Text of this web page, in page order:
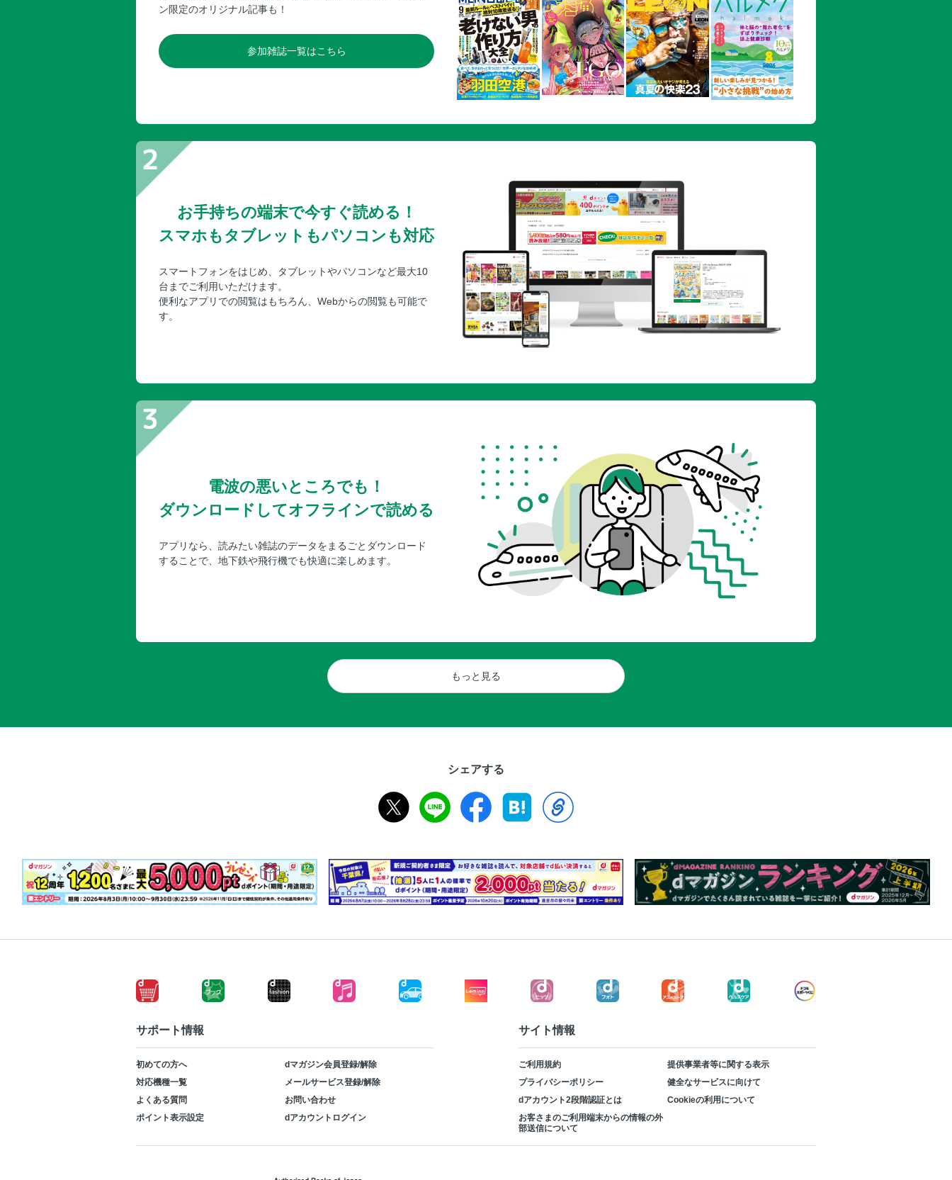
ン限定のオリジナル記事も！
参加雑誌一覧はこちら
お手持ちの端末で今すぐ読める！
スマホもタブレットもパソコンも対応
スマートフォンをはじめ、タブレットやパソコンなど最大10
台までご利用いただけます。
便利なアプリでの閲覧はもちろん、Webからの閲覧も可能で
す。
電波の悪いところでも！
ダウンロードしてオフラインで読める
アプリなら、読みたい雑誌のデータをまるごとダウンロード
することで、地下鉄や飛行機でも快適に楽しめます。
もっと見る
シェアする
サポート情報
初めての方へ
dマガジン会員登録/解除
対応機種一覧
メールサービス登録/解除
よくある質問
お問い合わせ
ポイント表示設定
dアカウントログイン
サイト情報
ご利用規約
提供事業者等に関する表示
プライバシーポリシー
健全なサービスに向けて
dアカウント2段階認証とは
Cookieの利用について
お客さまのご利用端末からの情報の外
部送信について